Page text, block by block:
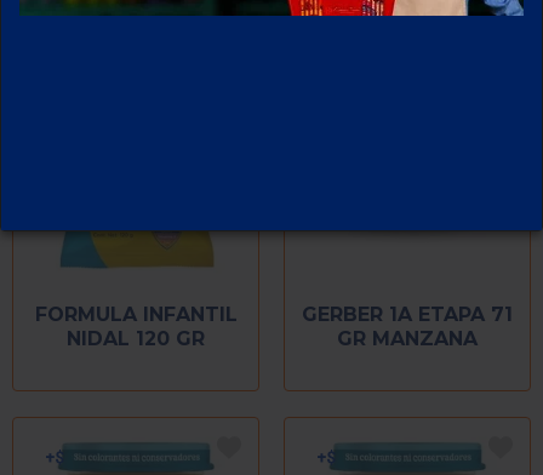
FORMULA INFANTIL
NIDAL 120 GR
GERBER 1A ETAPA 71
GR MANZANA